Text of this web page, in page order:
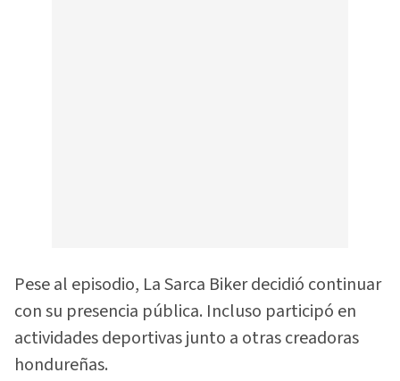
Pese al episodio, La Sarca Biker decidió continuar
con su presencia pública. Incluso participó en
actividades deportivas junto a otras creadoras
hondureñas.